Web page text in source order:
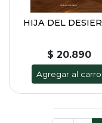
HIJA DEL
$ 20.890
Agregar al carro